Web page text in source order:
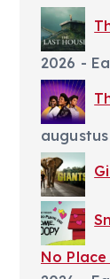
2026 -
No